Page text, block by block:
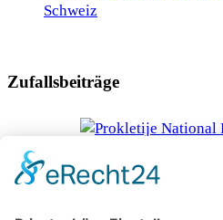
Schweiz
Zufallsbeiträge
Faszinierende